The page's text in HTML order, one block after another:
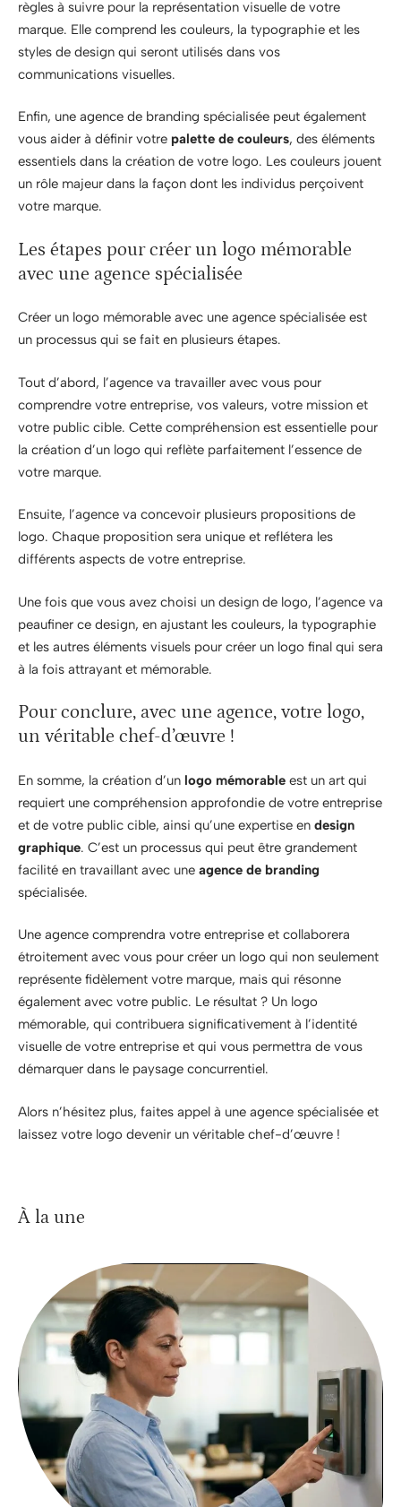
règles à suivre pour la représentation visuelle de votre
marque. Elle comprend les couleurs, la typographie et les
styles de design qui seront utilisés dans vos
communications visuelles.
Enfin, une agence de branding spécialisée peut également
vous aider à définir votre palette de couleurs, des éléments
essentiels dans la création de votre logo. Les couleurs jouent
un rôle majeur dans la façon dont les individus perçoivent
votre marque.
Les étapes pour créer un logo mémorable
avec une agence spécialisée
Créer un logo mémorable avec une agence spécialisée est
un processus qui se fait en plusieurs étapes.
Tout d’abord, l’agence va travailler avec vous pour
comprendre votre entreprise, vos valeurs, votre mission et
votre public cible. Cette compréhension est essentielle pour
la création d’un logo qui reflète parfaitement l’essence de
votre marque.
Ensuite, l’agence va concevoir plusieurs propositions de
logo. Chaque proposition sera unique et reflétera les
différents aspects de votre entreprise.
Une fois que vous avez choisi un design de logo, l’agence va
peaufiner ce design, en ajustant les couleurs, la typographie
et les autres éléments visuels pour créer un logo final qui sera
à la fois attrayant et mémorable.
Pour conclure, avec une agence, votre logo,
un véritable chef-d’œuvre !
En somme, la création d’un logo mémorable est un art qui
requiert une compréhension approfondie de votre entreprise
et de votre public cible, ainsi qu’une expertise en design
graphique. C’est un processus qui peut être grandement
facilité en travaillant avec une agence de branding
spécialisée.
Une agence comprendra votre entreprise et collaborera
étroitement avec vous pour créer un logo qui non seulement
représente fidèlement votre marque, mais qui résonne
également avec votre public. Le résultat ? Un logo
mémorable, qui contribuera significativement à l’identité
visuelle de votre entreprise et qui vous permettra de vous
démarquer dans le paysage concurrentiel.
Alors n’hésitez plus, faites appel à une agence spécialisée et
laissez votre logo devenir un véritable chef-d’œuvre !
À la une